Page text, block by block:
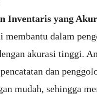
Inventaris yang
membantu dalam
akurasi tinggi.
dan
mudah, sehingga